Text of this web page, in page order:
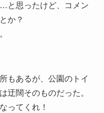
と思ったけど、コメン
か？
もあるが、公園のトイ
迂闊そのものだった。
ってくれ！